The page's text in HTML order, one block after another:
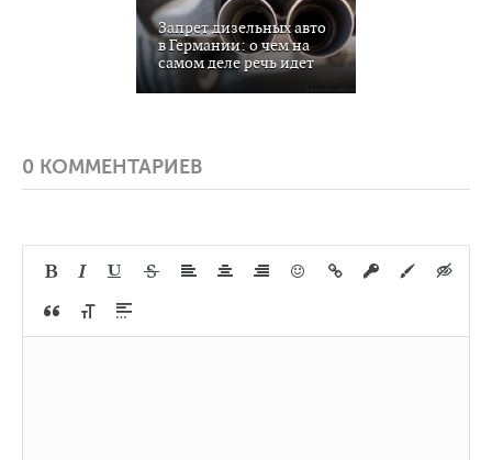
Запрет дизельных авто
в Германии: о чем на
самом деле речь идет
0 КОММЕНТАРИЕВ